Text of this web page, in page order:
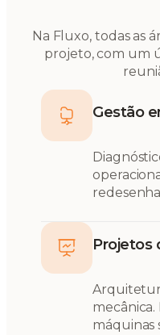
Na Fluxo, todas as
projeto, com um
Gestão
Projetos
mecânica.
máquinas